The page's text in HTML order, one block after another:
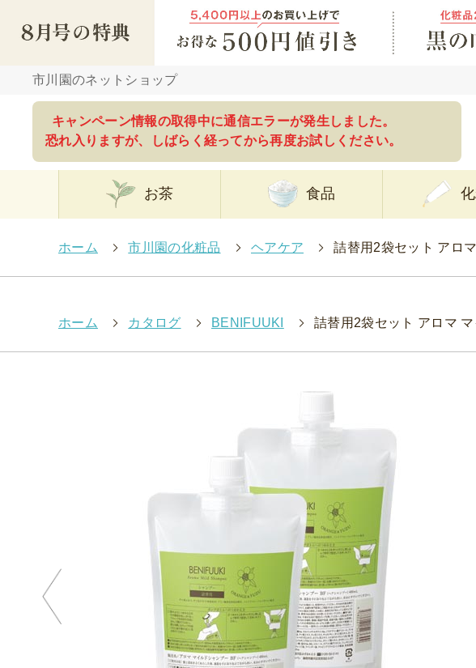
市川園のネットショップ
キャンペーン情報の取得中に通信エラーが発生しました。
恐れ入りますが、しばらく経ってから再度お試しください。
お茶 食品
ホーム > 市川園の化粧品 > ヘアケア > 詰替用2袋セット アロ
ホーム > カタログ > BENIFUUKI > 詰替用2袋セット アロマ